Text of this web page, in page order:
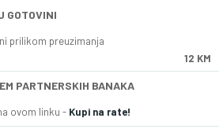
GOTOVINI
prilikom preuzimanja
12 KM
PARTNERSKIH BANAKA
ovom linku - Kupi na rate!